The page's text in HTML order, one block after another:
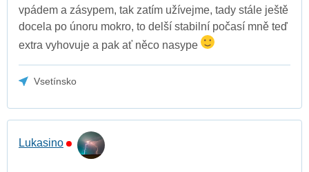
vpádem a zásypem, tak zatím užívejme, tady stále ještě
docela po únoru mokro, to delší stabilní počasí mně teď
extra vyhovuje a pak ať něco nasype
Vsetínsko
Lukasino